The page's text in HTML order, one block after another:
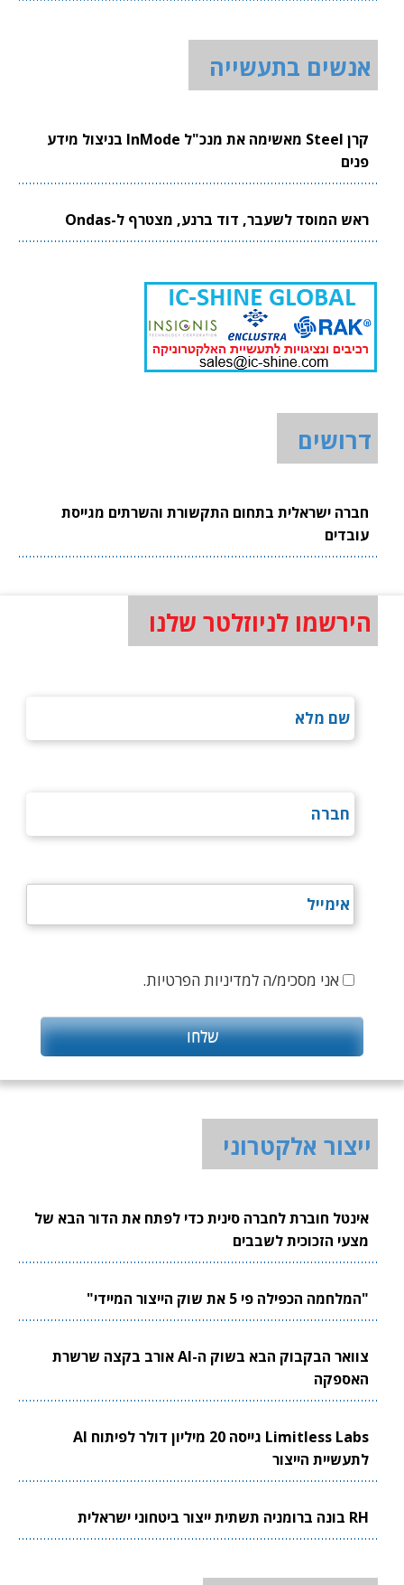
אנשים בתעשייה
קרן Steel מאשימה את מנכ"ל InMode בניצול מידע
פנים
ראש המוסד לשעבר, דוד ברנע, מצטרף ל-Ondas
דרושים
חברה ישראלית בתחום התקשורת והשרתים מגייסת
עובדים
הירשמו לניוזלטר שלנו
אני מסכימ/ה למדיניות הפרטיות.
ייצור אלקטרוני
אינטל חוברת לחברה סינית כדי לפתח את הדור הבא של
מצעי הזכוכית לשבבים
"המלחמה הכפילה פי 5 את שוק הייצור המיידי"
צוואר הבקבוק הבא בשוק ה-AI אורב בקצה שרשרת
האספקה
Limitless Labs גייסה 20 מיליון דולר לפיתוח AI
לתעשיית הייצור
RH בונה ברומניה תשתית ייצור ביטחוני ישראלית